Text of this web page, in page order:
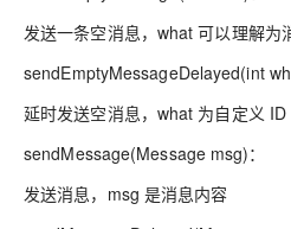
发送一条空消息，what 可以理解为
sendEmptyMessageDelayed(int
延时发送空消息，what 为自定义 ID
sendMessage(Message msg)：
发送消息，msg 是消息内容